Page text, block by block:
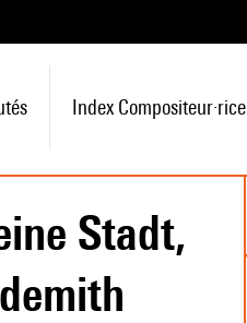
Index Compositeur·rice
Stadt,